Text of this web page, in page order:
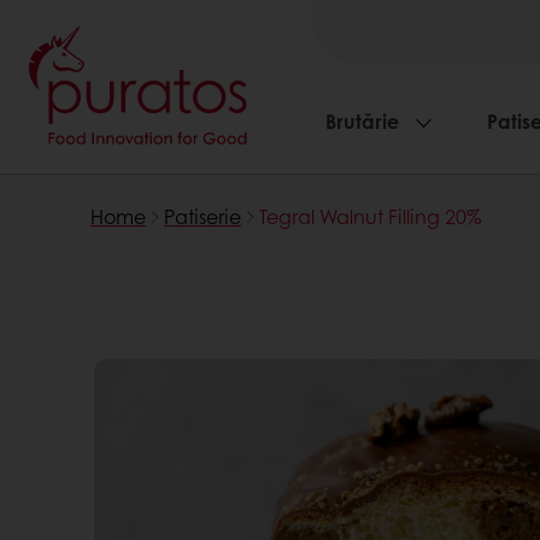
Brutărie
Home Patiserie Tegral Walnut Filling 20%